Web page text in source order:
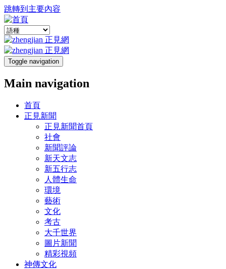
跳轉到主要內容
Toggle navigation
Main navigation
首頁
正見新聞
正見新聞首頁
社會
新聞評論
新天文志
新五行志
人體生命
環境
藝術
文化
考古
大千世界
圖片新聞
精彩視頻
神傳文化